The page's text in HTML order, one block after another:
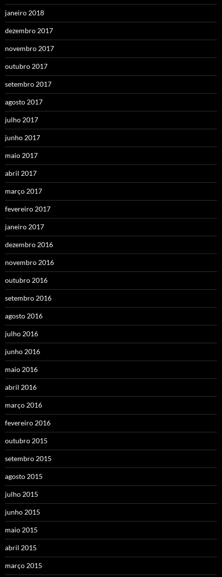
janeiro 2018
dezembro 2017
novembro 2017
outubro 2017
setembro 2017
agosto 2017
julho 2017
junho 2017
maio 2017
abril 2017
março 2017
fevereiro 2017
janeiro 2017
dezembro 2016
novembro 2016
outubro 2016
setembro 2016
agosto 2016
julho 2016
junho 2016
maio 2016
abril 2016
março 2016
fevereiro 2016
outubro 2015
setembro 2015
agosto 2015
julho 2015
junho 2015
maio 2015
abril 2015
março 2015